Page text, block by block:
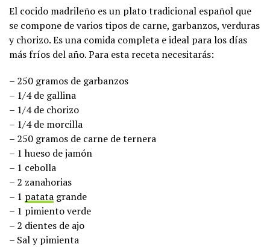
El cocido madrileño es un plato tradicional español que
se compone de varios tipos de carne, garbanzos, verduras
y chorizo. Es una comida completa e ideal para los días
más fríos del año. Para esta receta necesitarás:
– 250 gramos de garbanzos
– 1/4 de gallina
– 1/4 de chorizo
– 1/4 de morcilla
– 250 gramos de carne de ternera
– 1 hueso de jamón
– 1 cebolla
– 2 zanahorias
– 1 patata grande
– 1 pimiento verde
– 2 dientes de ajo
– Sal y pimienta